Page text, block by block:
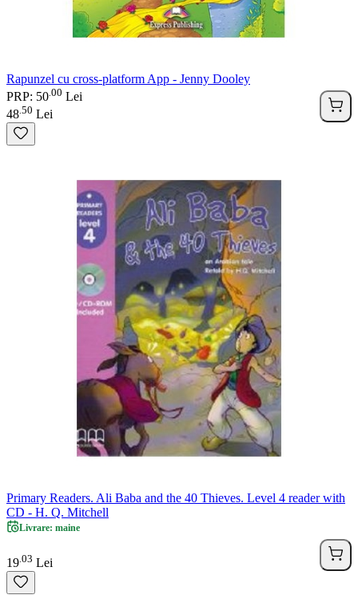
Rapunzel cu cross-platform App - Jenny Dooley
PRP: 50 00 Lei
48 50 Lei
Primary Readers. Ali Baba and the 40 Thieves. Level 4 reader with
CD - H. Q. Mitchell
Livrare: maine
19 03 Lei